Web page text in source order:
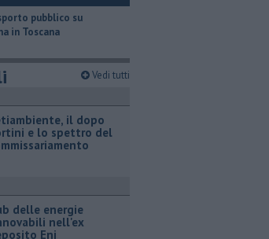
pubblico su
in Toscana
Vedi tutti
il dopo
e lo spettro del
delle energie
nell'ex
Eni